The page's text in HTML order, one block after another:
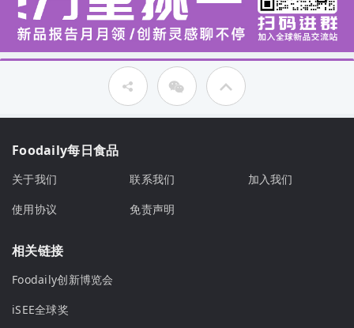
Foodaily每日食品
关于我们 联系我们
加入我们
使用协议
免责声明
相关链接
Foodaily创新博览会
iSEE全球奖